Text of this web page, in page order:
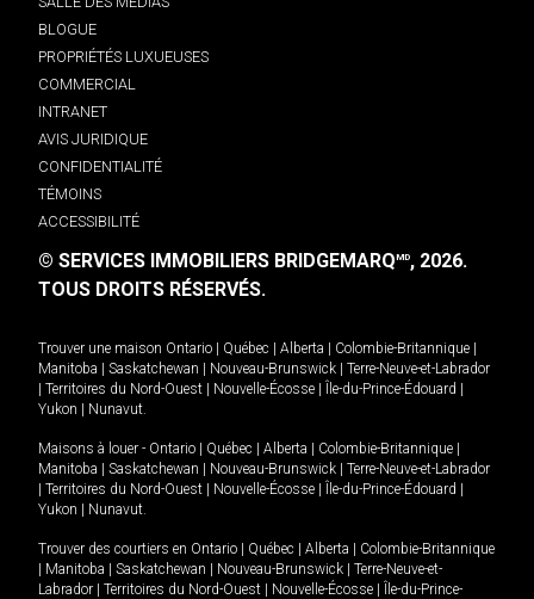
BLOGUE
PROPRIÉTÉS LUXUEUSES
COMMERCIAL
INTRANET
AVIS JURIDIQUE
CONFIDENTIALITÉ
TÉMOINS
ACCESSIBILITÉ
© SERVICES IMMOBILIERS BRIDGEMARQMD, 2026.
TOUS DROITS RÉSERVÉS.
Trouver une maison Ontario Québec Alberta Colombie-Britannique
Manitoba
Saskatchewan Nouveau-Brunswick
Terre-Neuve-et-Labrador
Territoires du Nord-Ouest Nouvelle-Écosse Île-du-Prince-Édouard
Yukon
Nunavut.
Maisons à louer - Ontario Québec Alberta Colombie-Britannique
Manitoba
Saskatchewan Nouveau-Brunswick
Terre-Neuve-et-Labrador
Territoires du Nord-Ouest Nouvelle-Écosse Île-du-Prince-Édouard
Yukon
Nunavut.
Trouver des courtiers en Ontario Québec Alberta
Colombie-Britannique
Manitoba Saskatchewan Nouveau-Brunswick
Terre-Neuve-et-
Labrador
Territoires du Nord-Ouest Nouvelle-Écosse
Île-du-Prince-